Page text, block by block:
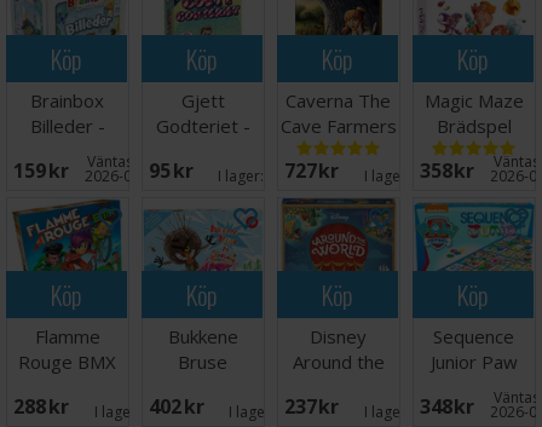
Köp
Brainbox
Billeder -
DANSK
159 SEK Väntas in:
2026-08-15
Köp
Gjett
Godteriet -
95 SEK I lager:
Köp
Caverna The
Cave Farmers
Brädspel
727 SEK I lager: 9
Köp
Magic Maze
Brädspel
358 SEK 2026-
Köp
Flamme
Rouge BMX
288 SEK I lager: 3
Köp
Bukkene
Bruse
402 SEK I lager: 6
Köp
Disney
Around the
Brädspel
237 SEK I lager: 1
Köp
Sequence
Junior Paw
Patrol
Brädspel
348 SEK 2026-